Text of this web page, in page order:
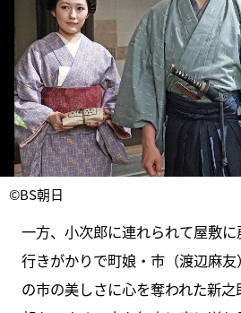
©BS朝日
一方、小次郎に連れられて屋敷に
行きがかりで町娘・市（渡辺麻
の市の美しさに心を奪われた新